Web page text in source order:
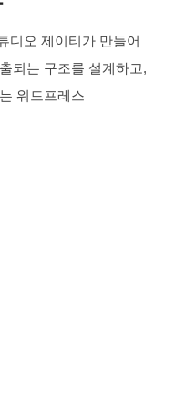
디오 제이티가 만들어
되는 구조를 설계하고,
워드프레스